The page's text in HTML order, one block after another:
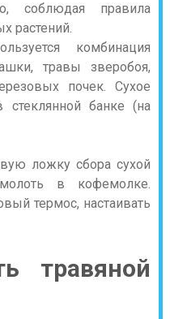
соблюдая правила
растений.
комбинация
травы зверобоя,
почек. Сухое
банке (на
ложку сбора сухой
в кофемолке.
термос, настаивать
травяной